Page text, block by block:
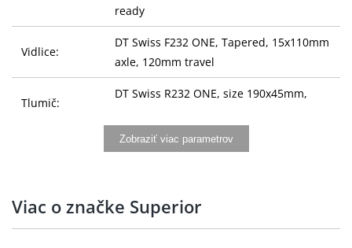
ready
Vidlice:
DT Swiss F232 ONE, Tapered, 15x110mm
axle, 120mm travel
Tlumič:
DT Swiss R232 ONE, size 190x45mm,
ONE Race, Alloy, 5mm rise, 31.8mm
Představec: ONE Race, Alloy, 31,8mm, -7°
Zobraziť viac parametrov
Viac o značke Superior